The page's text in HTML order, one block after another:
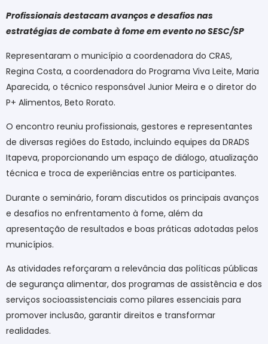
Profissionais destacam avanços e desafios nas
estratégias de combate à fome em evento no SESC/SP
Representaram o município a coordenadora do CRAS,
Regina Costa, a coordenadora do Programa Viva Leite, Maria
Aparecida, o técnico responsável Junior Meira e o diretor do
P+ Alimentos, Beto Rorato.
O encontro reuniu profissionais, gestores e representantes
de diversas regiões do Estado, incluindo equipes da DRADS
Itapeva, proporcionando um espaço de diálogo, atualização
técnica e troca de experiências entre os participantes.
Durante o seminário, foram discutidos os principais avanços
e desafios no enfrentamento à fome, além da
apresentação de resultados e boas práticas adotadas pelos
municípios.
As atividades reforçaram a relevância das políticas públicas
de segurança alimentar, dos programas de assistência e dos
serviços socioassistenciais como pilares essenciais para
promover inclusão, garantir direitos e transformar
realidades.